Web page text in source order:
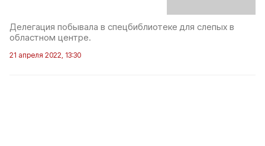
Делегация побывала в спецбиблиотеке для слепых в
областном центре.
21 апреля 2022, 13:30